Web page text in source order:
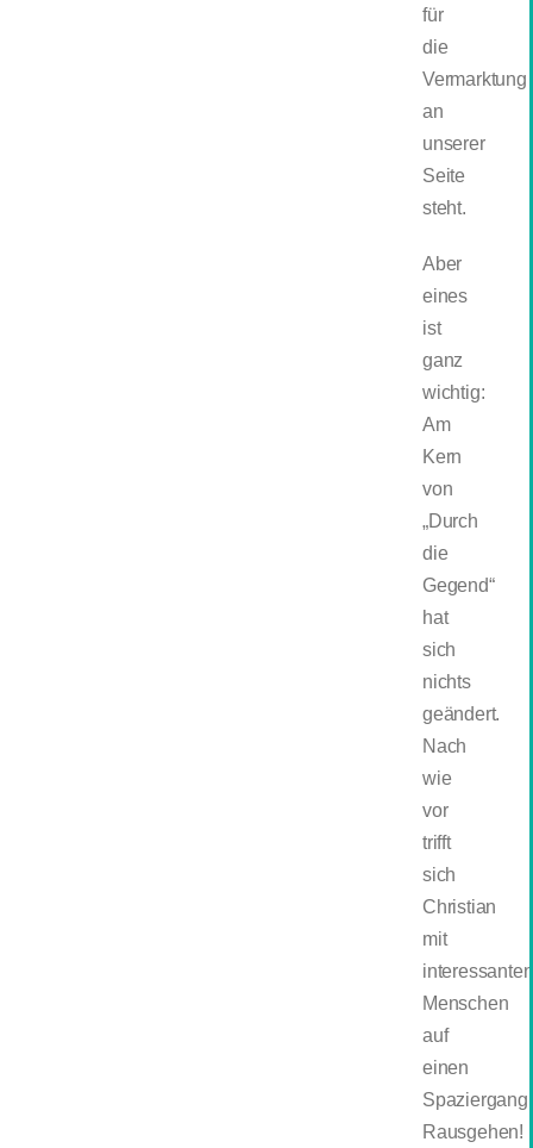
für
die
Vermarktung
an
unserer
Seite
steht.
Aber
eines
ist
ganz
wichtig:
Am
Kern
von
„Durch
die
Gegend“
hat
sich
nichts
geändert.
Nach
wie
vor
trifft
sich
Christian
mit
interessanten
Menschen
auf
einen
Spaziergang.
Rausgehen!